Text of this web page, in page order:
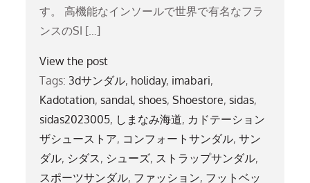
す。 高機能なインソールで世界で有名なフラ
ンスのSI […]
View the post
Tags: 3dサンダル, holiday, imabari,
Kadotation,sandal,shoes,Shoestore,sidas,
sidas2023005, しまなみ海道, カドテーション
ザシューストア, コンフォートサンダル,サン
ダル, シダス, シューズ, ストラップサンダル,
スポーツサンダル, ファッション, フットベッ